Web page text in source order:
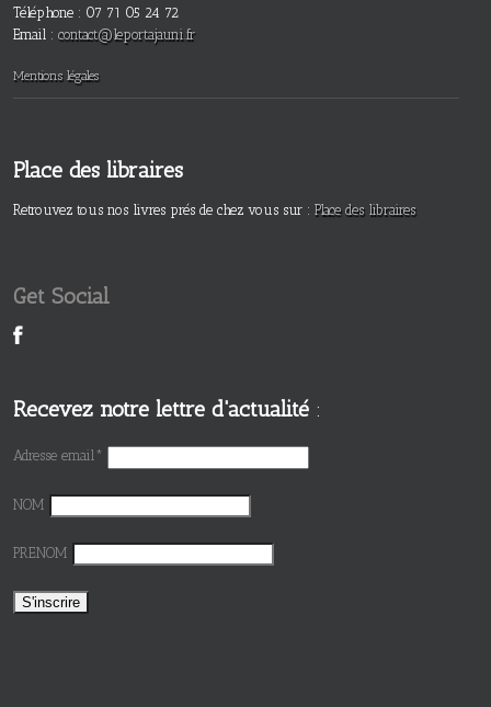
Téléphone : 07 71 05 24 72
Email : contact@leportajauni.fr
Mentions légales
Place des libraires
Retrouvez tous nos livres prés de chez vous sur : Place des libraires
Get Social
Recevez notre lettre d'actualité :
Adresse email*
NOM
PRENOM